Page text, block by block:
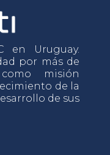
en Uruguay.
por más de
misión
de la
de sus